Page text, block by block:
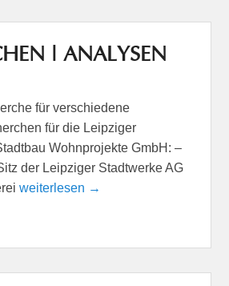
| ANALYSEN
für verschiedene
für die Leipziger
Wohnprojekte GmbH: –
der Leipziger Stadtwerke AG
weiterlesen →